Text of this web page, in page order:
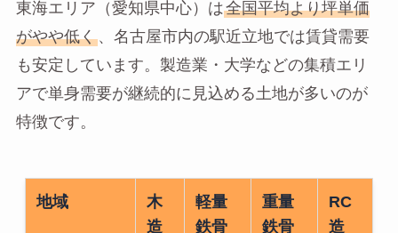
東海エリア（愛知県中心）は全国平均より坪単価
がやや低く、名古屋市内の駅近立地では賃貸需要
も安定しています。製造業・大学などの集積エリ
アで単身需要が継続的に見込める土地が多いのが
特徴です。
地域
木
造
軽量
鉄骨
重量
鉄骨
RC
造